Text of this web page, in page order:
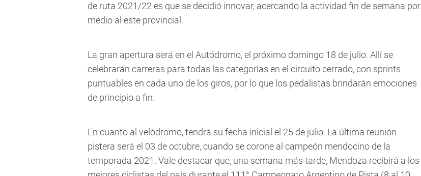
de ruta 2021/22 es que se decidió innovar, acercando la actividad fin de semana por
medio al este provincial.
La gran apertura será en el Autódromo, el próximo domingo 18 de julio. Allí se
celebrarán carreras para todas las categorías en el circuito cerrado, con sprints
puntuables en cada uno de los giros, por lo que los pedalistas brindarán emociones
de principio a fin.
En cuanto al velódromo, tendrá su fecha inicial el 25 de julio. La última reunión
pistera será el 03 de octubre, cuando se corone al campeón mendocino de la
temporada 2021. Vale destacar que, una semana más tarde, Mendoza recibirá a los